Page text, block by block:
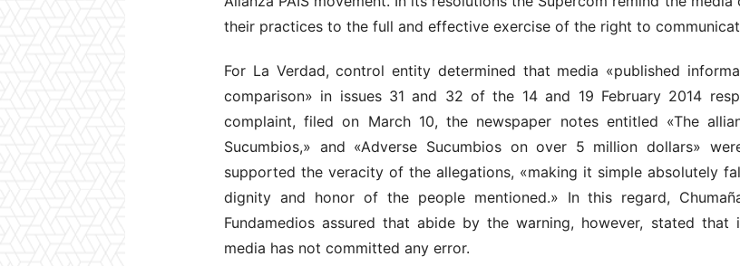
their practices to the full and effective exercise of the right to
For La Verdad, control entity determined that media «published
comparison» in issues 31 and 32 of the 14 and 19 February 2014
complaint, filed on March 10, the newspaper notes entitled «The
Sucumbios,» and «Adverse Sucumbios on over 5 million dollars»
supported the veracity of the allegations, «making it simple absolutely
dignity and honor of the people mentioned.» In this regard,
Fundamedios assured that abide by the warning, however, stated
media has not committed any error.